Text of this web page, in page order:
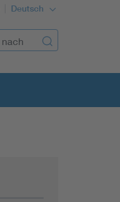
Deutsch